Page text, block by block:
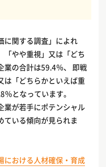
に関する調査」によれ
「やや重視」又は「どち
業の合計は59.4％、 即戦
は「どちらかといえば重
となっています。
業が若手にポテンシャル
ている傾向が見られま
における人材確保・育成